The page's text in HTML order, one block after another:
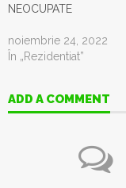
NEOCUPATE
noiembrie 24, 2022
În „Rezidentiat”
ADD A COMMENT